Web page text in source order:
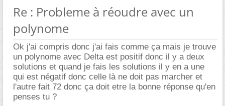
Re : Probleme à réoudre avec un
polynome
Ok j'ai compris donc j'ai fais comme ça mais je trouve
un polynome avec Delta est positif donc il y a deux
solutions et quand je fais les solutions il y en a une
qui est négatif donc celle là ne doit pas marcher et
l'autre fait 72 donc ça doit etre la bonne réponse qu'en
penses tu ?